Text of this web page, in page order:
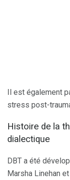
Il est également
stress post-
Histoire de la
dialectique
DBT a été
Marsha Linehan